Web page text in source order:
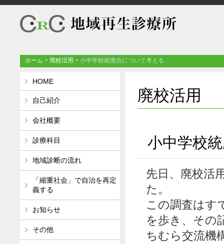
ホーム > 廃校活用 > 小中学校統廃合について考える
廃校活用
小中学校
先日、廃校活
た。
この調査はす
を歩き、その
ちむら交流機
HOME
自己紹介
会社概要
診療科目
地域診断の流れ
「縮重社会」で自治を再定
義する
お知らせ
その他